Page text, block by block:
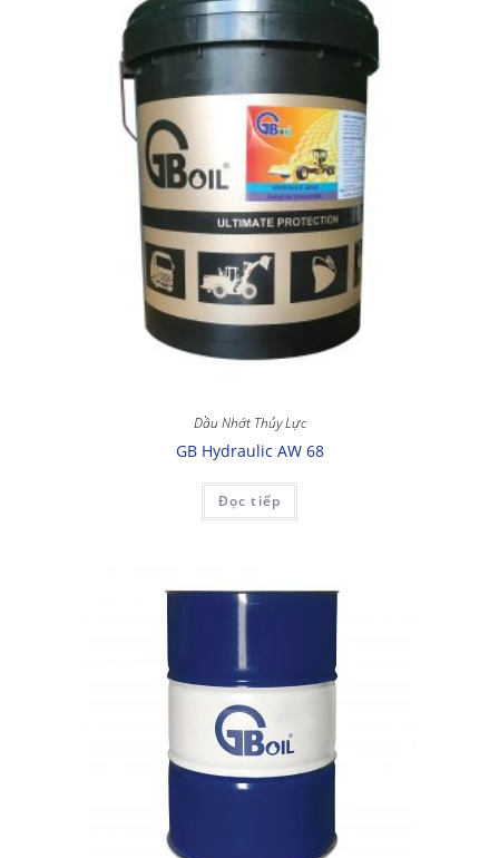
Dầu Nhớt Thủy Lực
GB Hydraulic AW 68
Đọc tiếp